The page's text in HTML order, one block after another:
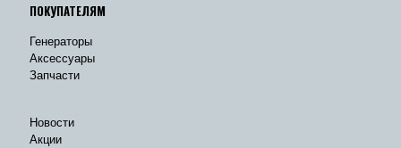
ПОКУПАТЕЛЯМ
Генераторы
Аксессуары
Запчасти
Новости
Акции